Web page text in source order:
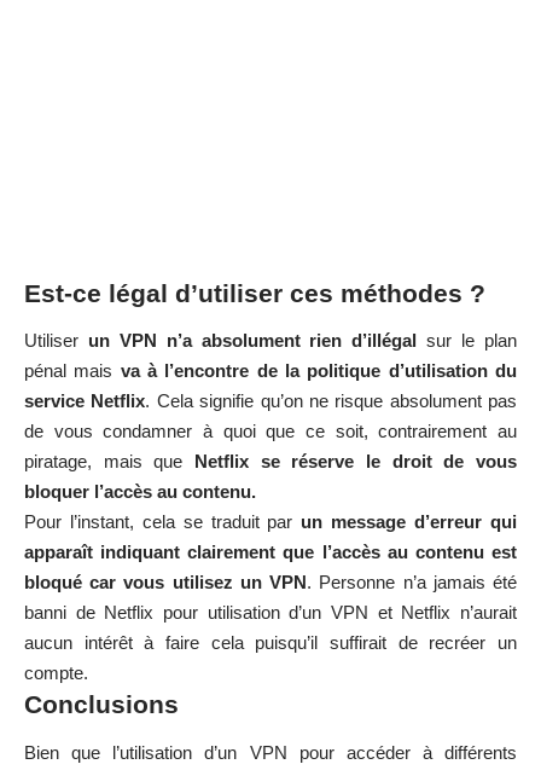
Est-ce légal d’utiliser ces méthodes ?
Utiliser un VPN n’a absolument rien d’illégal sur le plan
pénal mais va à l’encontre de la politique d’utilisation du
service Netflix. Cela signifie qu’on ne risque absolument pas
de vous condamner à quoi que ce soit, contrairement au
piratage, mais que Netflix se réserve le droit de vous
bloquer l’accès au contenu.
Pour l’instant, cela se traduit par un message d’erreur qui
apparaît indiquant clairement que l’accès au contenu est
bloqué car vous utilisez un VPN. Personne n’a jamais été
banni de Netflix pour utilisation d’un VPN et Netflix n’aurait
aucun intérêt à faire cela puisqu’il suffirait de recréer un
compte.
Conclusions
Bien que l’utilisation d’un VPN pour accéder à différents